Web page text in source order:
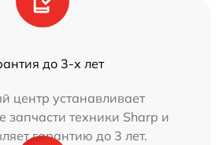
до 3-х лет
центр устанавливает
запчасти техники Sharp и
гарантию до 3 лет.